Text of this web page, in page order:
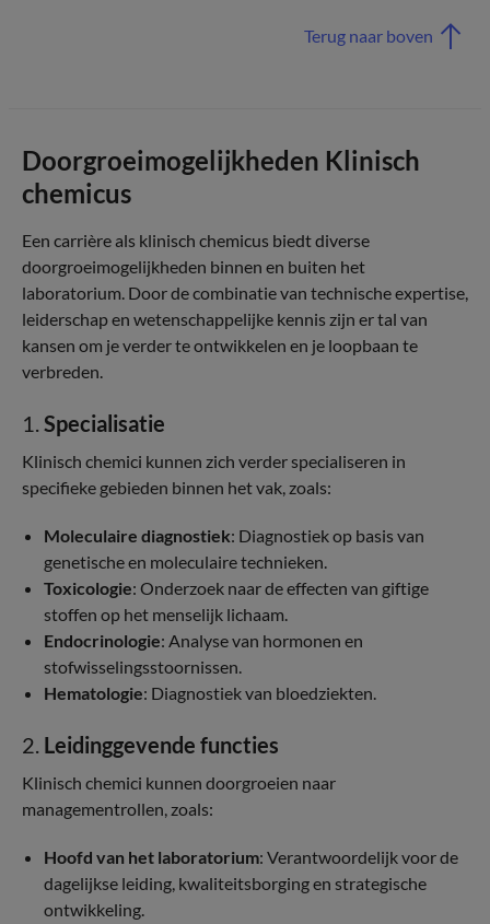
Terug naar boven
Doorgroeimogelijkheden Klinisch
chemicus
Een carrière als klinisch chemicus biedt diverse
doorgroeimogelijkheden binnen en buiten het
laboratorium. Door de combinatie van technische expertise,
leiderschap en wetenschappelijke kennis zijn er tal van
kansen om je verder te ontwikkelen en je loopbaan te
verbreden.
1.Specialisatie
Klinisch chemici kunnen zich verder specialiseren in
specifieke gebieden binnen het vak, zoals:
Moleculaire diagnostiek: Diagnostiek op basis van
genetische en moleculaire technieken.
Toxicologie: Onderzoek naar de effecten van giftige
stoffen op het menselijk lichaam.
Endocrinologie: Analyse van hormonen en
stofwisselingsstoornissen.
Hematologie: Diagnostiek van bloedziekten.
2. Leidinggevende functies
Klinisch chemici kunnen doorgroeien naar
managementrollen, zoals:
Hoofd van het laboratorium: Verantwoordelijk voor de
dagelijkse leiding, kwaliteitsborging en strategische
ontwikkeling.